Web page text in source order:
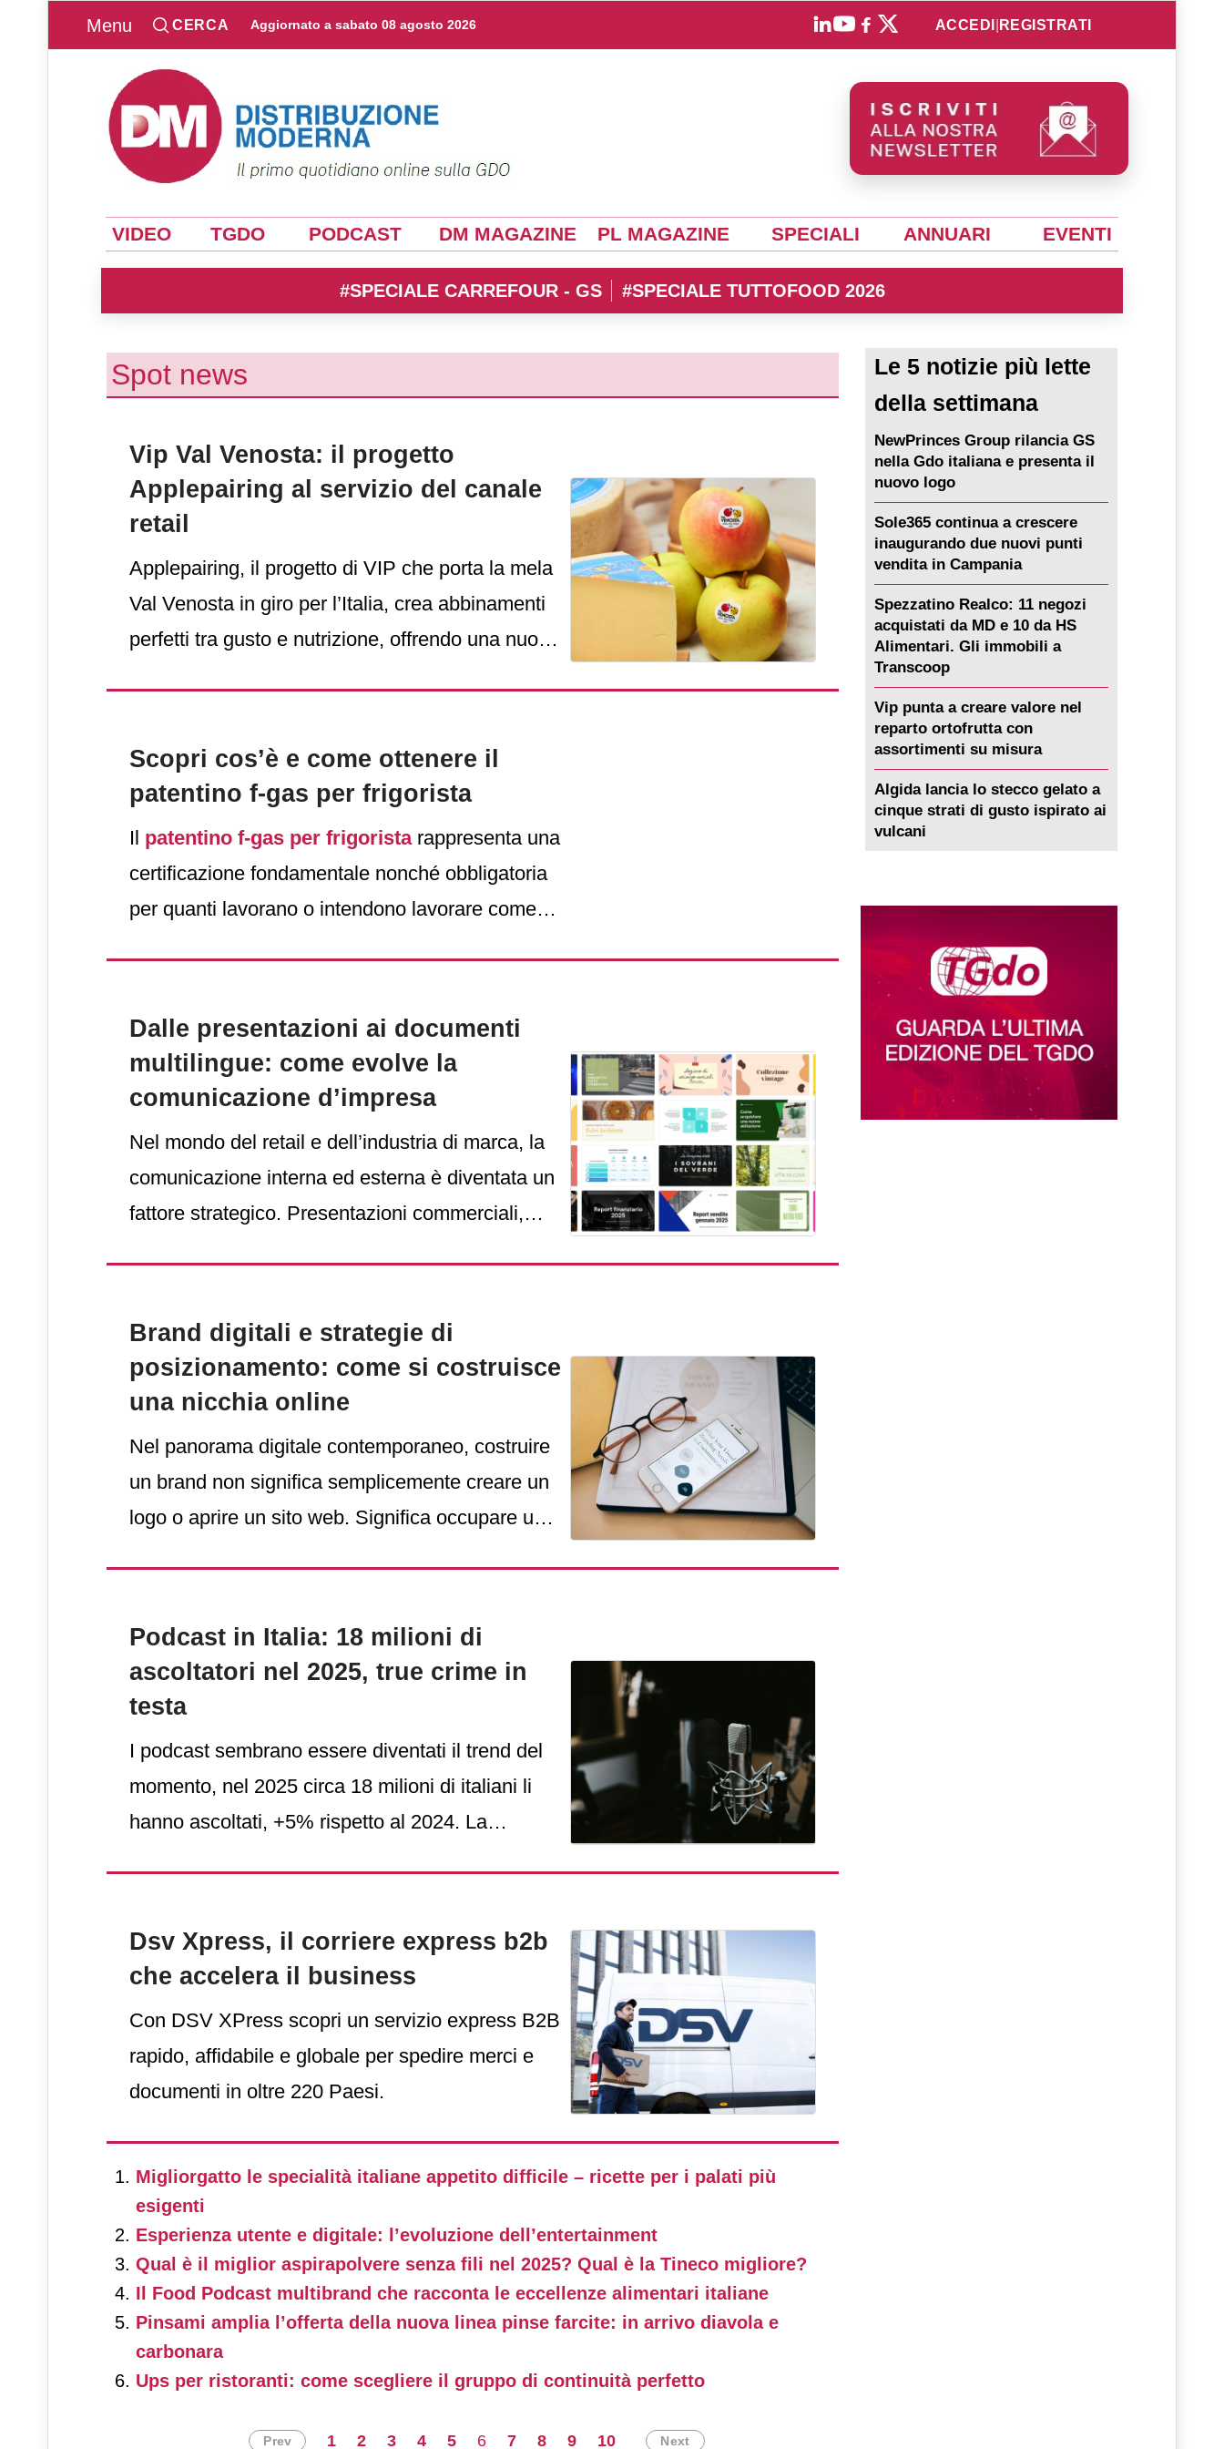
Menu CERCA Aggiornato a sabato 08 agosto 2026 ACCEDI REGISTRATI
VIDEO TGDO PODCAST DM MAGAZINE PL MAGAZINE SPECIALI ANNUARI EVENTI
#SPECIALE CARREFOUR - GS #SPECIALE TUTTOFOOD 2026
Spot news
Vip Val Venosta: il progetto
Applepairing al servizio del canale
retail
Applepairing, il progetto di VIP che porta la mela
Val Venosta in giro per l’Italia, crea abbinamenti
perfetti tra gusto e nutrizione, offrendo una nuova
Scopri cos’è e come ottenere il
patentino f-gas per frigorista
Il patentino f-gas per frigoristarappresenta una
certificazione fondamentale nonché obbligatoria
per quanti lavorano o intendono lavorare come
attivi nell’installazione, riparazione e
manutenzione di pompe di calore, condizionatori,
ecc.
Dalle presentazioni ai documenti
multilingue: come evolve la
comunicazione d’impresa
Nel mondo del retail e dell’industria di marca, la
comunicazione interna ed esterna è diventata un
fattore strategico. Presentazioni commerciali,
internazionali richiedono oggi velocità di
produzione, coerenza visiva e capacità di
adattamento linguistico.
Brand digitali e strategie di
posizionamento: come si costruisce
una nicchia online
Nel panorama digitale contemporaneo, costruire
un brand non significa semplicemente creare un
logo o aprire un sito web. Significa occupare uno
“esserci”, ma essere riconoscibili.
Podcast in Italia: 18 milioni di
ascoltatori nel 2025, true crime in
testa
I podcast sembrano essere diventati il trend del
momento, nel 2025 circa 18 milioni di italiani li
hanno ascoltati, +5% rispetto al 2024. La
quotidiani perché tra un episodio e l'altro gli
italiani si rilassano, dai giochi alle partite sui
ascoltare direttamente dallo smartphone in
qualsiasi momento ha inciso molto.
Dsv Xpress, il corriere express b2b
che accelera il business
Con DSV XPress scopri un servizio express B2B
rapido, affidabile e globale per spedire merci e
documenti in oltre 220 Paesi.
Migliorgatto le specialità italiane appetito difficile – ricette per i palati più
esigenti
Esperienza utente e digitale: l’evoluzione dell’entertainment
Qual è il miglior aspirapolvere senza fili nel 2025? Qual è la Tineco migliore?
Il Food Podcast multibrand che racconta le eccellenze alimentari italiane
Pinsami amplia l’offerta della nuova linea pinse farcite: in arrivo diavola e
carbonara
Ups per ristoranti: come scegliere il gruppo di continuità perfetto
Prev 1 2 3 4 5 6 7 8 9 10 Next
Le 5 notizie più lette
della settimana
NewPrinces Group rilancia GS
nella Gdo italiana e presenta il
nuovo logo
Sole365 continua a crescere
inaugurando due nuovi punti
vendita in Campania
Spezzatino Realco: 11 negozi
acquistati da MD e 10 da HS
Alimentari. Gli immobili a
Transcoop
Vip punta a creare valore nel
reparto ortofrutta con
assortimenti su misura
Algida lancia lo stecco gelato a
cinque strati di gusto ispirato ai
vulcani